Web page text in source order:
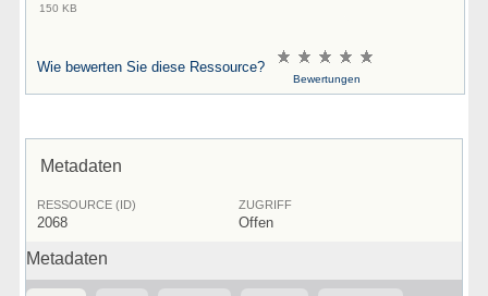
150 KB
Wie bewerten Sie diese Ressource?
Bewertungen
Metadaten
RESSOURCE (ID)
2068
ZUGRIFF
Offen
Metadaten